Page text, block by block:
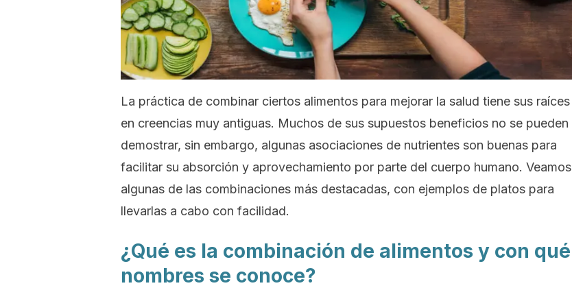
La práctica de combinar ciertos alimentos para mejorar la salud tiene sus raíces
en creencias muy antiguas. Muchos de sus supuestos beneficios no se pueden
demostrar, sin embargo, algunas asociaciones de nutrientes son buenas para
facilitar su absorción y aprovechamiento por parte del cuerpo humano. Veamos
algunas de las combinaciones más destacadas, con ejemplos de platos para
llevarlas a cabo con facilidad.
¿Qué es la combinación de alimentos y con qué
nombres se conoce?